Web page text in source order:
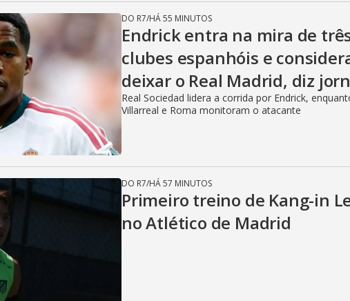
DO R7/HÁ 55 MINUTOS
Endrick entra na mira de
clubes espanhóis e
deixar o Real Madrid, diz
Real Sociedad lidera a corrida por Endrick,
Villarreal e Roma monitoram o atacante
DO R7/HÁ 57 MINUTOS
Primeiro treino de Kang-in
no Atlético de Madrid